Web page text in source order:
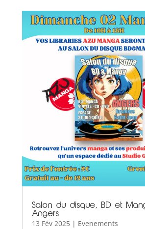
Salon du disque, BD et
Angers
13 Fév 2025| Evenements